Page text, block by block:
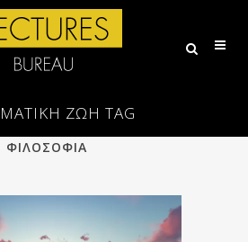
ΖΩΗ TAG
ΕΠΙΣΤΗΜΗ
ΠΟΙΗΣΗ
ΦΙΛΟΣΟΦΙΑ